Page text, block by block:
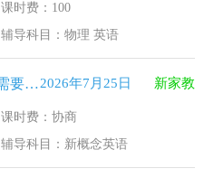
课时费：100
辅导科目：物理 英语
江宁区翠屏清华园五年级男生需要补习新概念英语2026年7月25日 新家教
课时费：协商
辅导科目：新概念英语